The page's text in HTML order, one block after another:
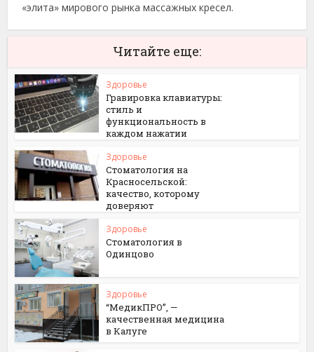
«элита» мирового рынка массажных кресел.
Читайте еще:
Здоровье
Гравировка клавиатуры:
стиль и
функциональность в
каждом нажатии
Здоровье
Стоматология на
Красносельской:
качество, которому
доверяют
Здоровье
Стоматология в
Одинцово
Здоровье
“МедикПРО”, —
качественная медицина
в Калуге